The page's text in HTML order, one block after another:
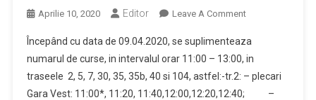
Aprilie 10, 2020 Editor Leave A CommentOn
TRASEE
Începând cu data de 09.04.2020, se suplimenteaza
numarul de curse, in intervalul orar 11:00 – 13:00, in
traseele 2, 5, 7, 30, 35, 35b, 40 si 104, astfel:-tr.2: – plecari
Gara Vest: 11:00*, 11:20, 11:40,12:00,12:20,12:40; –